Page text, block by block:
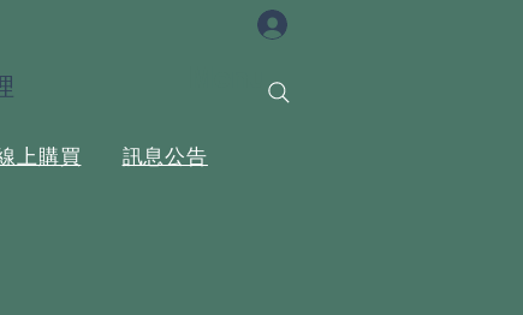
上購買 訊息公告